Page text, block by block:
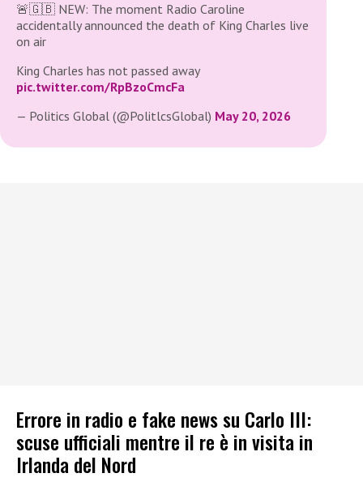
🚨🇬🇧 NEW: The moment Radio Caroline
accidentally announced the death of King Charles live
on air
King Charles has not passed away
pic.twitter.com/RpBzoCmcFa
— Politics Global (@PolitlcsGlobal) May 20, 2026
Errore in radio e fake news su Carlo III:
scuse ufficiali mentre il re è in visita in
Irlanda del Nord